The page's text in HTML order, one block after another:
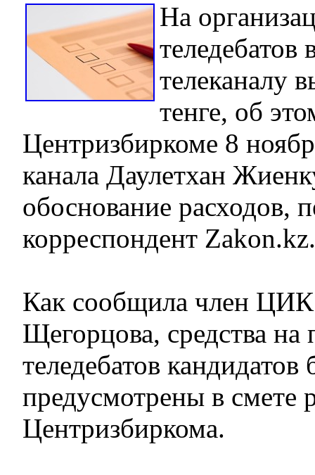
На
телеканалу
тенге, об
Центризбиркоме 8
канала Даулетхан
обоснование расходов,
корреспондент Zakon.kz.
Как сообщила член ЦИК
Щегорцова, средства на
теледебатов кандидатов
предусмотрены в смете
Центризбиркома.